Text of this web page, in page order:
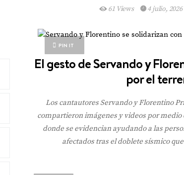
61 Views 4 julio, 2026
PIN IT
El gesto de Servando y
por el
Los cantautores Servando y Florentino
compartieron imágenes y videos por
donde se evidencian ayudando a las
afectados tras el doblete sísmico